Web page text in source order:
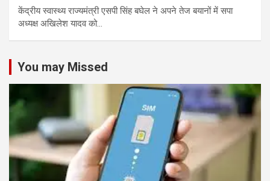
केंद्रीय स्वास्थ्य राज्यमंत्री एसपी सिंह बघेल ने अपने तेज बयानों में सपा
अध्यक्ष अखिलेश यादव को…
You may Missed